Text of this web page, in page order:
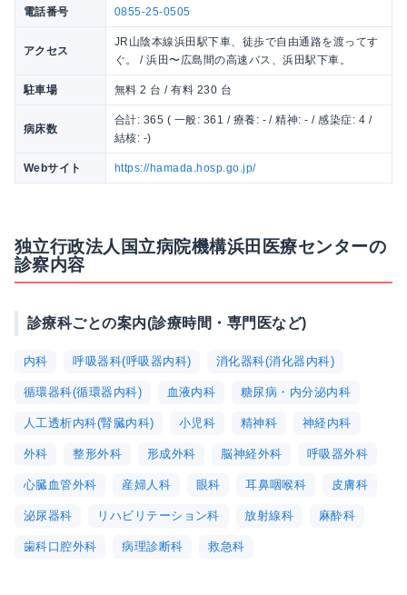
電話番号 0855-25-0505
アクセス
JR山陰本線浜田駅下車、徒歩で自由通路を渡ってす
ぐ。 / 浜田〜広島間の高速バス、浜田駅下車。
駐車場 無料 2 台 / 有料 230 台
病床数
合計: 365 ( 一般: 361 / 療養: - / 精神: - / 感染症: 4 /
結核: -)
Webサイト https://hamada.hosp.go.jp/
独立行政法人国立病院機構浜田医療センターの
診察内容
診療科ごとの案内(診療時間・専門医など)
内科 呼吸器科(呼吸器内科) 消化器科(消化器内科)
循環器科(循環器内科) 血液内科 糖尿病・内分泌内科
人工透析内科(腎臓内科) 小児科 精神科 神経内科
外科 整形外科 形成外科 脳神経外科 呼吸器外科
心臓血管外科 産婦人科 眼科 耳鼻咽喉科 皮膚科
泌尿器科 リハビリテーション科 放射線科 麻酔科
歯科口腔外科 病理診断科 救急科